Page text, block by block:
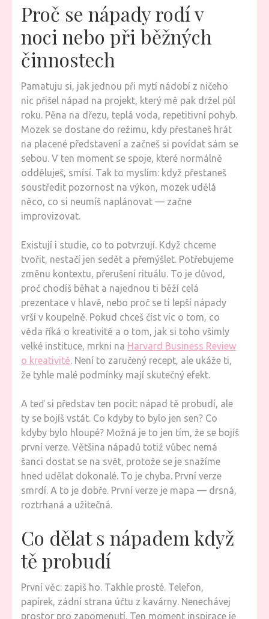
Proč se nápady rodí v
noci nebo při běžných
činnostech
Pamatuju si, jak jednou při mytí nádobí z ničeho
nic přišel nápad na projekt, který mě pak držel půl
roku. Pěna na dřezu, teplá voda, repetitivní pohyb.
Mozek se dostane do režimu, kdy přestaneš hrát
na placené představení a začneš si povídat sám se
sebou. V ten moment se spoje, které normálně
odděluješ, smísí. Tak to myslím: když přestaneš
soustředit pozornost na výkon, mozek udělá
něco, co si neumíš naplánovat — začne
improvizovat.
Existují i studie, co to potvrzují. Když chceme
tvořit, nestačí jen sedět a přemýšlet. Potřebujeme
změnu kontextu, přerušení rituálu. To je důvod,
proč chodíš běhat a najednou ti běží celá
prezentace v hlavě, nebo proč se ti lepší nápady
vrší v koupelně. Pokud chceš číst víc o tom, co
věda říká o kreativitě a o tom, jak si toho všimly
velké instituce, mrkni na Harvard Business Review
o kreativitě. Není to zaručený recept, ale ukáže ti,
že tyhle malé podmínky mají skutečný efekt.
A teď si představ ten pocit: nápad tě probudí, ale
ty se bojíš vstát. Co kdyby to bylo jen sen? Co
kdyby bylo hloupé? Možná je to jen tím, že se bojíš
první verze. Většina nápadů totiž vůbec nemá
šanci dostat se na svět, protože se je snažíme
hned udělat dokonalé. To je chyba. První verze
smrdí. A to je dobře. První verze je mapa — drsná,
roztrhaná a užitečná.
Co dělat s nápadem když
tě probudí
První věc: zapiš ho. Takhle prosté. Telefon,
papírek, zádní strana účtu z kavárny. Nenechávej
prostor pro zapomenutí. Ten moment inspirace je